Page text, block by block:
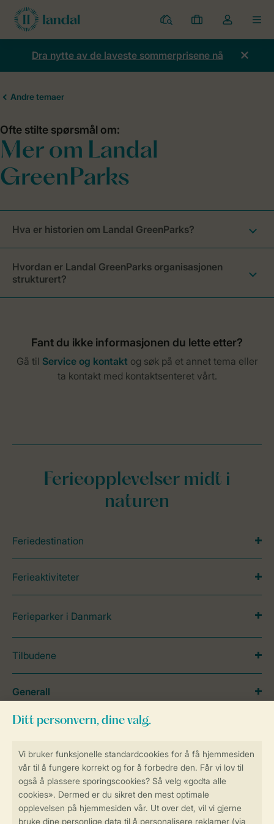
Parker
Mine
bestillinger
Toggle
the
my
Dra nytte av de laveste sommerprisene nå
Hva er historien om Landal GreenParks?
Hvordan er Landal GreenParks organisasjonen
strukturert?
Sikker og rask online booking
Ferieopplevelser midt i
naturen
Feriedestination
Ferieaktiviteter
Ferieparker i Danmark
Tilbudene
Generall
Service
Betalingsmuligheder